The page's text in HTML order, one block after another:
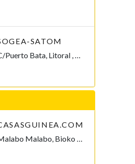
SATOM
Malabo Malabo, Bioko Norte , Guinea Ecuatorial